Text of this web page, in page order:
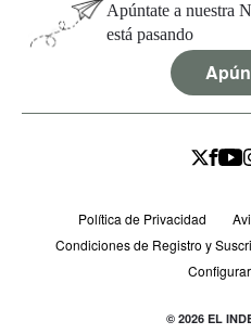
Apúntate a nuestra
está pasando
Política de Privacidad
Condiciones de Registro y
© 2026 EL